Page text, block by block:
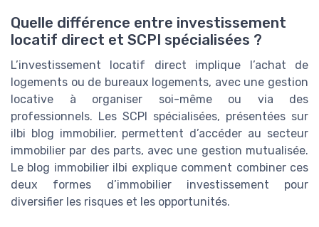
Quelle différence entre investissement
locatif direct et SCPI spécialisées ?
L’investissement locatif direct implique l’achat de
logements ou de bureaux logements, avec une gestion
locative à organiser soi-même ou via des
professionnels. Les SCPI spécialisées, présentées sur
ilbi blog immobilier, permettent d’accéder au secteur
immobilier par des parts, avec une gestion mutualisée.
Le blog immobilier ilbi explique comment combiner ces
deux formes d’immobilier investissement pour
diversifier les risques et les opportunités.